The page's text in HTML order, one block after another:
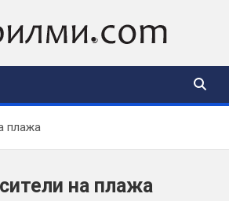
плажа
на плажа